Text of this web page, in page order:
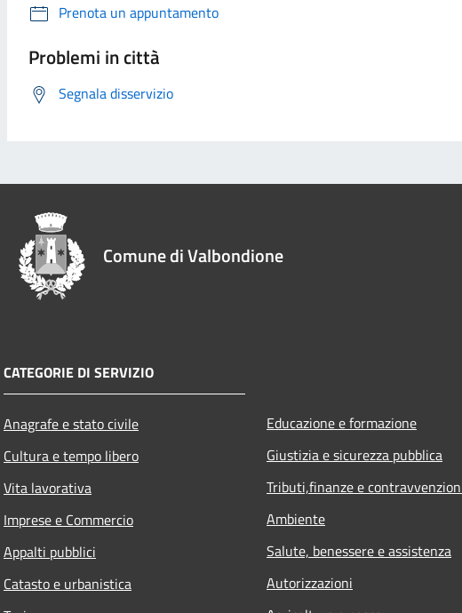
Prenota un appuntamento
Problemi in città
Segnala disservizio
Comune di Valbondione
CATEGORIE DI SERVIZIO
Anagrafe e stato civile
Cultura e tempo libero
Vita lavorativa
Imprese e Commercio
Appalti pubblici
Catasto e urbanistica
Educazione e formazione
Giustizia e sicurezza pubblica
Tributi,finanze e
Ambiente
Salute, benessere e assistenza
Autorizzazioni